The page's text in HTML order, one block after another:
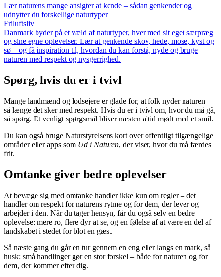
Lær naturens mange ansigter at kende – sådan genkender og
udnytter du forskellige naturtyper
Friluftsliv
Danmark byder på et væld af naturtyper, hver med sit eget særpræg
og sine egne oplevelser. Lær at genkende skov, hede, mose, kyst og
sø – og få inspiration til, hvordan du kan forstå, nyde og bruge
naturen med respekt og nysgerrighed.
Spørg, hvis du er i tvivl
Mange landmænd og lodsejere er glade for, at folk nyder naturen –
så længe det sker med respekt. Hvis du er i tvivl om, hvor du må gå,
så spørg. Et venligt spørgsmål bliver næsten altid mødt med et smil.
Du kan også bruge Naturstyrelsens kort over offentligt tilgængelige
områder eller apps som Ud i Naturen, der viser, hvor du må færdes
frit.
Omtanke giver bedre oplevelser
At bevæge sig med omtanke handler ikke kun om regler – det
handler om respekt for naturens rytme og for dem, der lever og
arbejder i den. Når du tager hensyn, får du også selv en bedre
oplevelse: mere ro, flere dyr at se, og en følelse af at være en del af
landskabet i stedet for blot en gæst.
Så næste gang du går en tur gennem en eng eller langs en mark, så
husk: små handlinger gør en stor forskel – både for naturen og for
dem, der kommer efter dig.